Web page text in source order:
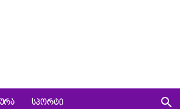
ᲡᲞᲝᲠᲢᲘ